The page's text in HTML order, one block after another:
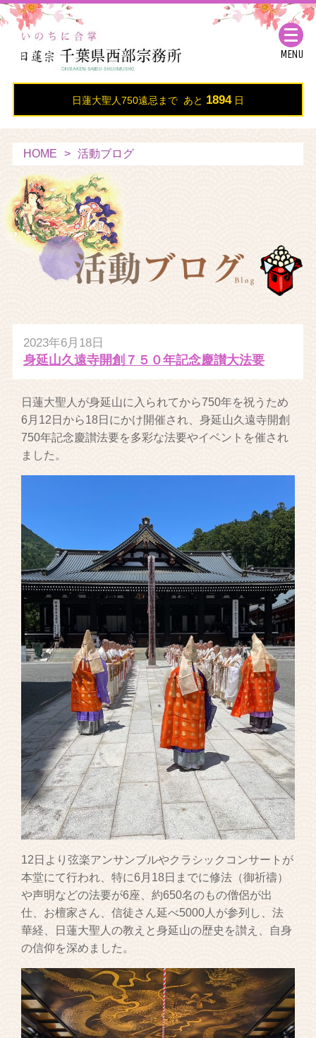
MENU
日蓮大聖人750遠忌まで あと 1894日
HOME 活動ブログ
2023年6月18日
身延山久遠寺開創７５０年記念慶讃大法要
日蓮大聖人が身延山に入られてから750年を祝うため
6月12日から18日にかけ開催され、身延山久遠寺開創
750年記念慶讃法要を多彩な法要やイベントを催され
ました。
12日より弦楽アンサンブルやクラシックコンサートが
本堂にて行われ、特に6月18日までに修法（御祈禱）
や声明などの法要が6座、約650名のもの僧侶が出
仕、お檀家さん、信徒さん延べ5000人が参列し、法
華経、日蓮大聖人の教えと身延山の歴史を讃え、自身
の信仰を深めました。